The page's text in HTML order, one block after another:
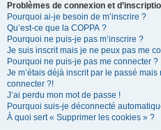
Problèmes de connexion et
Pourquoi ai-je besoin de m’inscrire ?
Qu’est-ce que la COPPA ?
Pourquoi ne puis-je pas m’inscrire ?
Je suis inscrit mais je ne peux pas me
Pourquoi ne puis-je pas me connecter ?
Je m’étais déjà inscrit par le passé
connecter ?!
J’ai perdu mon mot de passe !
Pourquoi suis-je déconnecté
À quoi sert « Supprimer les cookies » ?